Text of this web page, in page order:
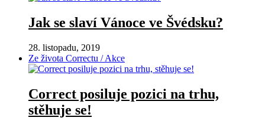
Jak se slaví Vánoce ve Švédsku?
28. listopadu, 2019
Ze života Correctu / Akce
Correct posiluje pozici na trhu,
stěhuje se!